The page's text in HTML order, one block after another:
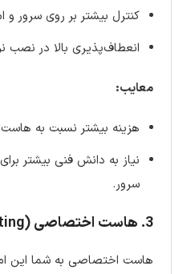
کنترل بیشتر بر روی سرور و
انعطاف‌پذیری بالا در نصب
معایب:
هزینه بیشتر نسبت به هاست
نیاز به دانش فنی بیشتر
سرور.
3. هاست اختصاصی (Dedicated Hosting)
هاست اختصاصی به شما این